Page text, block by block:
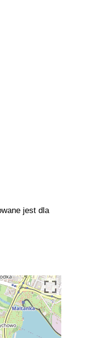
jest dla